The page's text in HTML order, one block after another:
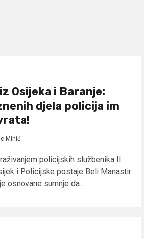
Osijeka i Baranje:
djela policija im
Mihić
policijskih službenika II.
i Policijske postaje Beli Manastir
osnovane sumnje da...